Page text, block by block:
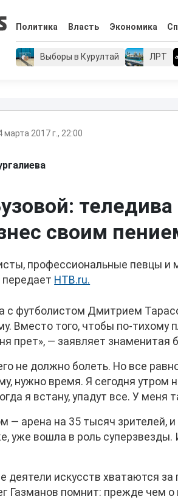
Политика Власть Экономика
Выборы в Курултай ЛРТ
марта 2017 г., 22:00
своим
профессиональные певцы и
передает НТВ.ru.
с футболистом Дмитрием
Вместо того, чтобы по-тихому
прет», — заявляет знаменитая
не должно болеть. Но все
нужно время. Я сегодня утром
я встану, упадут все. У меня
— арена на 35 тысяч зрителей,
уже вошла в роль суперзвезды.
деятели искусств хватаются за
Газманов помнит: прежде чем о